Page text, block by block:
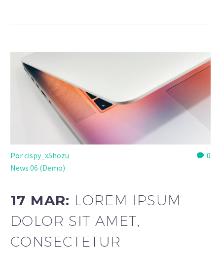
0
Porcispy_x5hozu
News 06 (Demo)
17 MAR: LOREM IPSUM
DOLOR SIT AMET,
CONSECTETUR